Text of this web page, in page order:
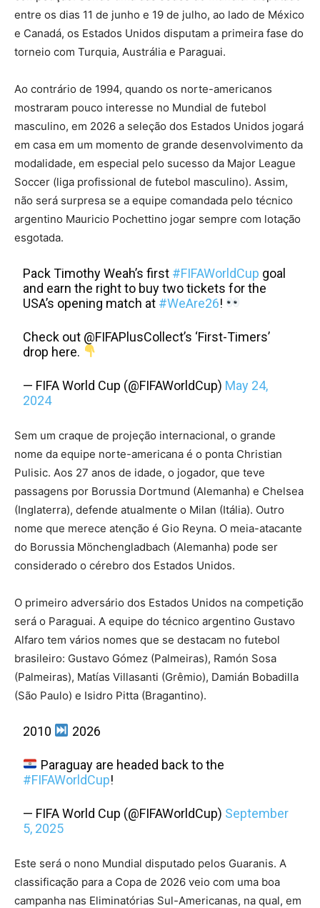
entre os dias 11 de junho e 19 de julho, ao lado de México
e Canadá, os Estados Unidos disputam a primeira fase do
torneio com Turquia, Austrália e Paraguai.
Ao contrário de 1994, quando os norte-americanos
mostraram pouco interesse no Mundial de futebol
masculino, em 2026 a seleção dos Estados Unidos jogará
em casa em um momento de grande desenvolvimento da
modalidade, em especial pelo sucesso da Major League
Soccer (liga profissional de futebol masculino). Assim,
não será surpresa se a equipe comandada pelo técnico
argentino Mauricio Pochettino jogar sempre com lotação
esgotada.
Pack Timothy Weah’s first #FIFAWorldCup goal
and earn the right to buy two tickets for the
USA’s opening match at #WeAre26!
Check out @FIFAPlusCollect’s ‘First-Timers’
drop here.
— FIFA World Cup (@FIFAWorldCup) May 24,
2024
Sem um craque de projeção internacional, o grande
nome da equipe norte-americana é o ponta Christian
Pulisic. Aos 27 anos de idade, o jogador, que teve
passagens por Borussia Dortmund (Alemanha) e Chelsea
(Inglaterra), defende atualmente o Milan (Itália). Outro
nome que merece atenção é Gio Reyna. O meia-atacante
do Borussia Mönchengladbach (Alemanha) pode ser
considerado o cérebro dos Estados Unidos.
O primeiro adversário dos Estados Unidos na competição
será o Paraguai. A equipe do técnico argentino Gustavo
Alfaro tem vários nomes que se destacam no futebol
brasileiro: Gustavo Gómez (Palmeiras), Ramón Sosa
(Palmeiras), Matías Villasanti (Grêmio), Damián Bobadilla
(São Paulo) e Isidro Pitta (Bragantino).
2010 2026
Paraguay are headed back to the
#FIFAWorldCup!
— FIFA World Cup (@FIFAWorldCup) September
5, 2025
Este será o nono Mundial disputado pelos Guaranis. A
classificação para a Copa de 2026 veio com uma boa
campanha nas Eliminatórias Sul-Americanas, na qual, em